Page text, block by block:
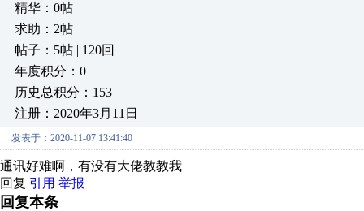
精华：0帖
求助：2帖
帖子：5帖 | 120回
年度积分：0
历史总积分：153
注册：2020年3月11日
发表于：2020-11-07 13:41:40
通讯好难啊，有没有大佬教教我
回复 引用 举报
回复本条